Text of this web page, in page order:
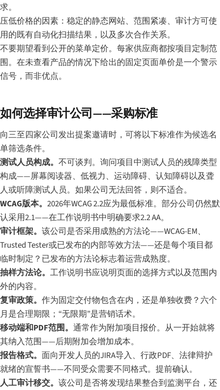
求。
压低价格的因素：稳定的静态网站、范围紧凑、审计方可使
用的既有自动化扫描结果，以及多次合作关系。
不要期望看到公开的菜单定价。每家供应商都按项目定制范
围。在未查看产品的情况下给出的固定页面单价是一个警示
信号，而非优点。
如何选择审计公司——采购标准
向三至四家公司发出提案邀请时，可将以下标准作为候选名
单筛选条件。
测试人员构成。 不可谈判。询问项目中测试人员的残障类型
构成——屏幕阅读器、低视力、运动障碍、认知障碍以及聋
人或听障测试人员。如果公司无法回答，则不适合。
WCAG版本。 2026年WCAG 2.2应为最低标准。部分公司仍然默
认采用2.1——在工作说明书中明确要求2.2 AA。
审计框架。 该公司是否采用成熟的方法论——WCAG-EM、
Trusted Tester或已发布的内部等效方法——还是每个项目都
临时制定？已发布的方法论标志着运营成熟度。
抽样方法论。 工作说明书应说明页面的选择方式以及范围内
外的内容。
复审政策。 作为固定交付物包含在内，还是单独收费？六个
月是合理期限；“无限期”是营销话术。
移动端和PDF范围。 通常作为附加项目报价。从一开始就将
其纳入范围——后期附加会增加成本。
报告格式。 面向开发人员的JIRA导入、行政PDF、法律辩护
就绪的宣誓书——不同受众需要不同格式。提前确认。
人工审计移交。 该公司是否将发现结果整合到监测平台，还